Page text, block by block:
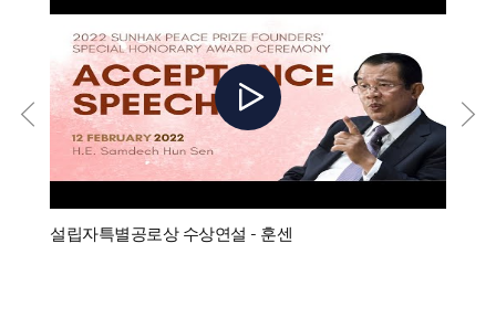
설립자특별공로상 수상연설 - 훈센